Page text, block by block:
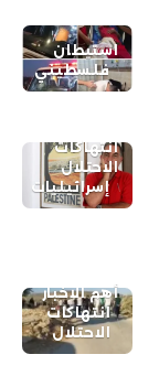
استيطان
فلسطيني
انتهاكات
الاحتلال
إسرائيليات
أهم الاخبار
انتهاكات
الاحتلال